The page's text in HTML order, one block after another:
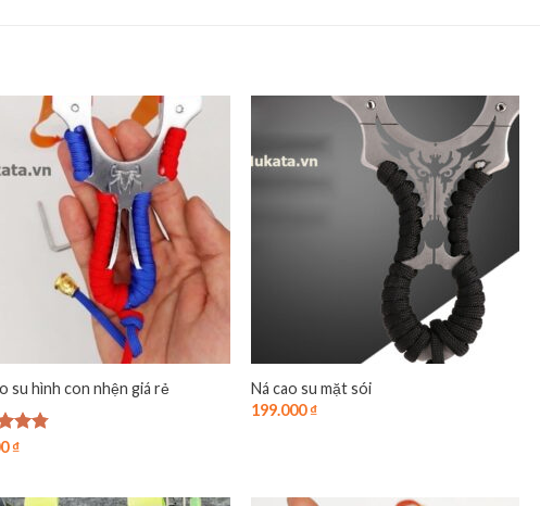
su hình con nhện giá rẻ
₫
Ná cao su mặt sói
199.000₫